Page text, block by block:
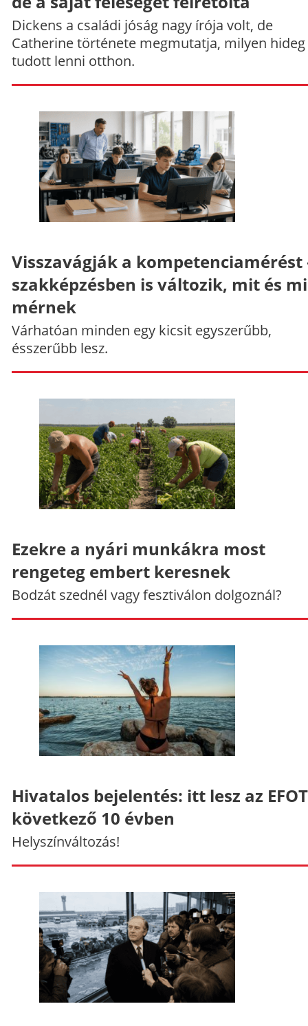
Dickens a családi jóság nagy írója volt, de
Catherine története megmutatja, milyen hideg
tudott lenni otthon.
Visszavágják a kompetenciamérést
szakképzésben is változik, mit és
mérnek
Várhatóan minden egy kicsit egyszerűbb,
ésszerűbb lesz.
Ezekre a nyári munkákra most
rengeteg embert keresnek
Bodzát szednél vagy fesztiválon dolgoznál?
Hivatalos bejelentés: itt lesz az
következő 10 évben
Helyszínváltozás!